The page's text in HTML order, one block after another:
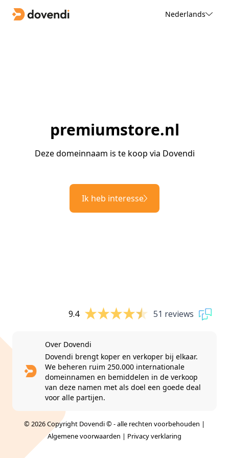
Nederlands
premiumstore.nl
Deze domeinnaam is te koop via Dovendi
Ik heb interesse
9.4 51 reviews
Over Dovendi
Dovendi brengt koper en verkoper bij elkaar.
We beheren ruim 250.000 internationale
domeinnamen en bemiddelen in de verkoop
van deze namen met als doel een goede deal
voor alle partijen.
© 2026 Copyright Dovendi © - alle rechten voorbehouden |
Algemene voorwaarden | Privacy verklaring